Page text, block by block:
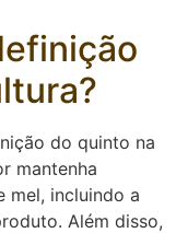
do quinto na
mantenha
mel, incluindo a
Além disso,